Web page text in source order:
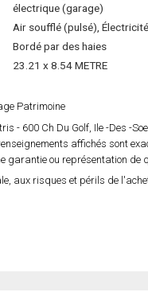
électrique (garage)
Air soufflé (pulsé),
Bordé par des haies
23.21 x 8.54 METRE
Patrimoine
- 600 Ch Du Golf, Ile -Des -
affichés sont
garantie ou représentation de
aux risques et périls de